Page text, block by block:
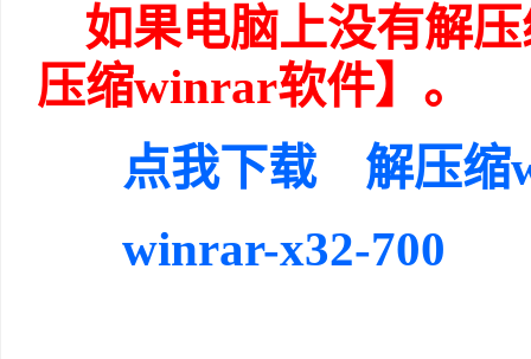
如果电脑上没有解
压缩winrar软件】。
点我下载 解压缩
winrar-x32-700